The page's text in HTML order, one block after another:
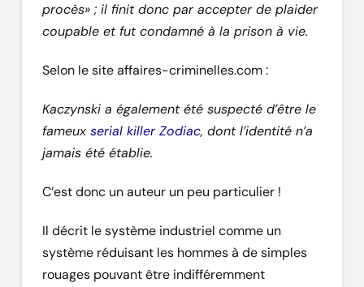
procès» ; il finit donc par accepter de plaider
coupable et fut condamné à la prison à vie.
Selon le site affaires-criminelles.com :
Kaczynski a également été suspecté d’être le
fameux serial killer Zodiac, dont l’identité n’a
jamais été établie.
C’est donc un auteur un peu particulier !
Il décrit le système industriel comme un
système réduisant les hommes à de simples
rouages pouvant être indifféremment